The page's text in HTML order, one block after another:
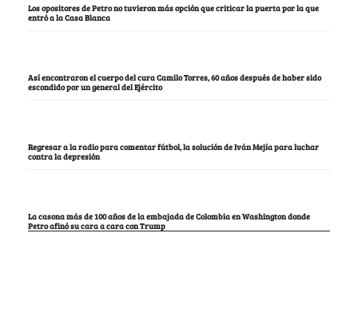
Los opositores de Petro no tuvieron más opción que criticar la puerta por la que
entró a la Casa Blanca
Así encontraron el cuerpo del cura Camilo Torres, 60 años después de haber sido
escondido por un general del Ejército
Regresar a la radio para comentar fútbol, la solución de Iván Mejía para luchar
contra la depresión
La casona más de 100 años de la embajada de Colombia en Washington donde
Petro afinó su cara a cara con Trump